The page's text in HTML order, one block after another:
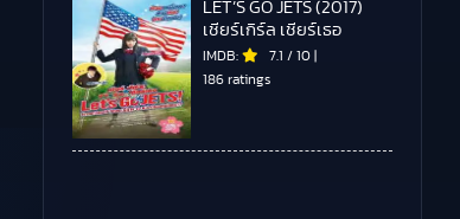
LET’S GO JETS (2017)
เชียร์เกิร์ล เชียร์เธอ
IMDB: 7.1 / 10 |
186 ratings